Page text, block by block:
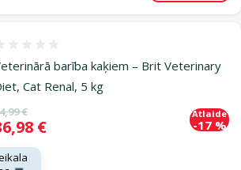
barība kaķiem – Brit Veterinary
Cat Renal, 5 kg
cena
€
€
Atlaide
-17 %